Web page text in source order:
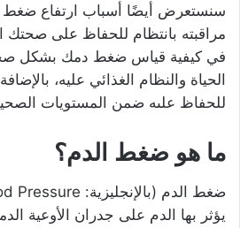
سنستعرض أيضًا أسباب ارتفاع ضغط
مراقبته بانتظام للحفاظ على صحتك
في كيفية قياس ضغط دمك بشكل
الحياة والنظام الغذائي عليه،
للحفاظ علىه ضمن المستويات
ما هو ضغط الدم؟
يؤثر بها الدم على جدران الأوعية